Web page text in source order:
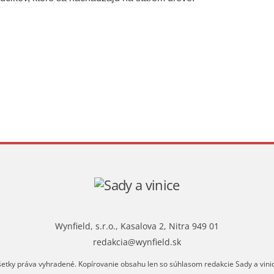
Wynfield, s.r.o., Kasalova 2, Nitra 949 01
redakcia@wynfield.sk
práva vyhradené. Kopírovanie obsahu len so súhlasom redakcie Sady a